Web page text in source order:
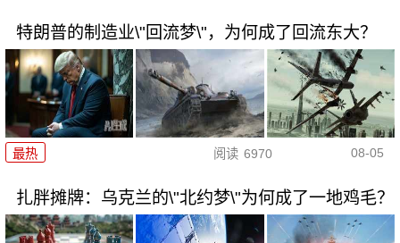
特朗普的制造业\"回流梦\"，为何成了回流东大？
最热 阅读 6970 08-05
扎胖摊牌：乌克兰的\"北约梦\"为何成了一地鸡毛？